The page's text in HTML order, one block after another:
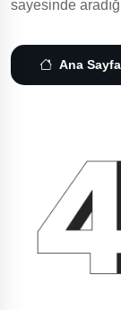
sayesinde
Ana